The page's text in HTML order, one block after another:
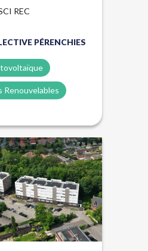
REC
PÉRENCHIES
Renouvelables